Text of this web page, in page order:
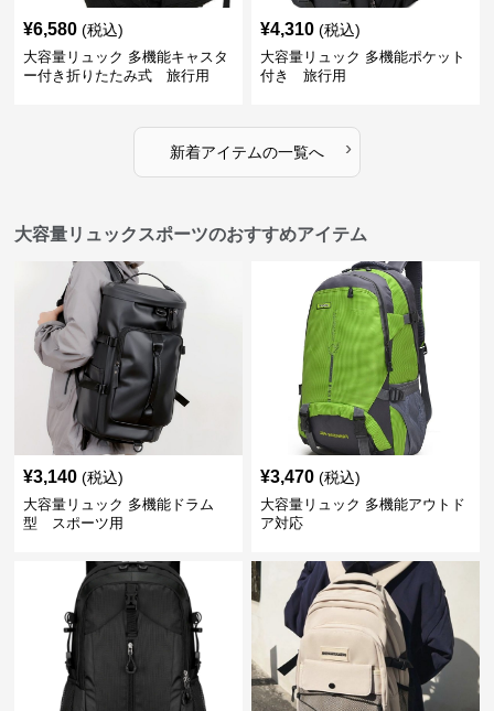
¥6,580 (税込)
大容量リュック 多機能キャスタ
ー付き折りたたみ式 旅行用
¥4,310 (税込)
大容量リュック 多機能ポケット
付き 旅行用
新着アイテムの一覧へ ›
大容量リュックスポーツのおすすめアイテム
¥3,140 (税込)
大容量リュック 多機能ドラム
型 スポーツ用
¥3,470 (税込)
大容量リュック 多機能アウトド
ア対応